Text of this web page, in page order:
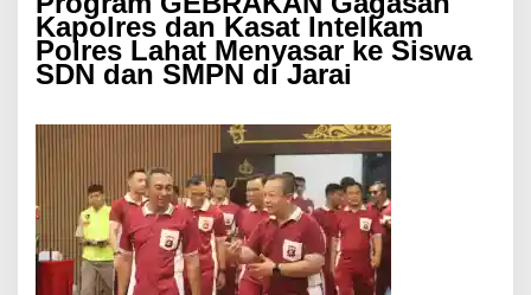
Kapolres dan Kasat Intelkam
Polres Lahat Menyasar ke Siswa
SDN dan SMPN di Jarai